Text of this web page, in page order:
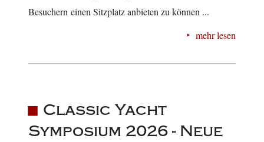
Besuchern einen Sitzplatz anbieten zu können ...
mehr lesen
Classic Yacht
Symposium 2026 - Neue